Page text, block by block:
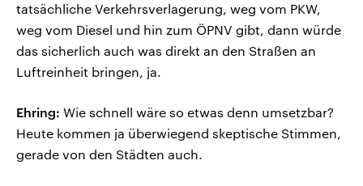
tatsächliche Verkehrsverlagerung, weg vom PKW,
weg vom Diesel und hin zum ÖPNV gibt, dann würde
das sicherlich auch was direkt an den Straßen an
Luftreinheit bringen, ja.
Ehring: Wie schnell wäre so etwas denn umsetzbar?
Heute kommen ja überwiegend skeptische Stimmen,
gerade von den Städten auch.